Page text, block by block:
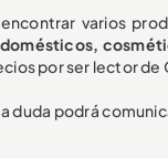
varios
por ser lector de
duda podrá